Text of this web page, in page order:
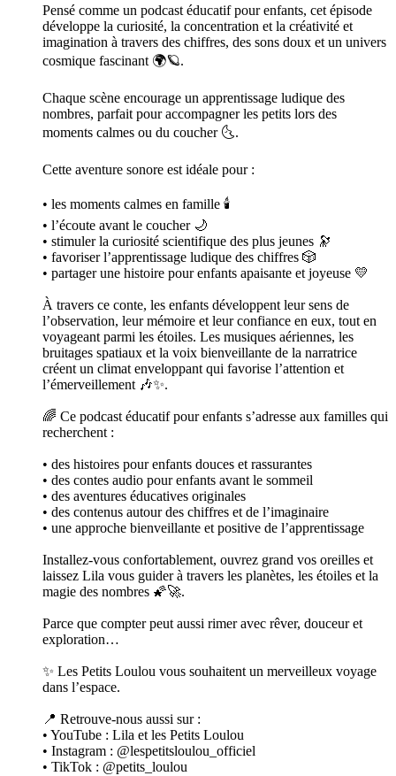
Pensé comme un podcast éducatif pour enfants, cet épisode
développe la curiosité, la concentration et la créativité et
imagination à travers des chiffres, des sons doux et un univers
cosmique fascinant 🌍🪐.
Chaque scène encourage un apprentissage ludique des
nombres, parfait pour accompagner les petits lors des
moments calmes ou du coucher 🌜.
Cette aventure sonore est idéale pour :
• les moments calmes en famille 🕯️
• l’écoute avant le coucher 🌙
• stimuler la curiosité scientifique des plus jeunes 🔭
• favoriser l’apprentissage ludique des chiffres 🎲
• partager une histoire pour enfants apaisante et joyeuse 💛
À travers ce conte, les enfants développent leur sens de
l’observation, leur mémoire et leur confiance en eux, tout en
voyageant parmi les étoiles. Les musiques aériennes, les
bruitages spatiaux et la voix bienveillante de la narratrice
créent un climat enveloppant qui favorise l’attention et
l’émerveillement 🎶✨.
🌈 Ce podcast éducatif pour enfants s’adresse aux familles qui
recherchent :
• des histoires pour enfants douces et rassurantes
• des contes audio pour enfants avant le sommeil
• des aventures éducatives originales
• des contenus autour des chiffres et de l’imaginaire
• une approche bienveillante et positive de l’apprentissage
Installez-vous confortablement, ouvrez grand vos oreilles et
laissez Lila vous guider à travers les planètes, les étoiles et la
magie des nombres 🌠🚀.
Parce que compter peut aussi rimer avec rêver, douceur et
exploration…
✨ Les Petits Loulou vous souhaitent un merveilleux voyage
dans l’espace.
📍 Retrouve-nous aussi sur :
• YouTube : Lila et les Petits Loulou
• Instagram : @lespetitsloulou_officiel
• TikTok : @petits_loulou